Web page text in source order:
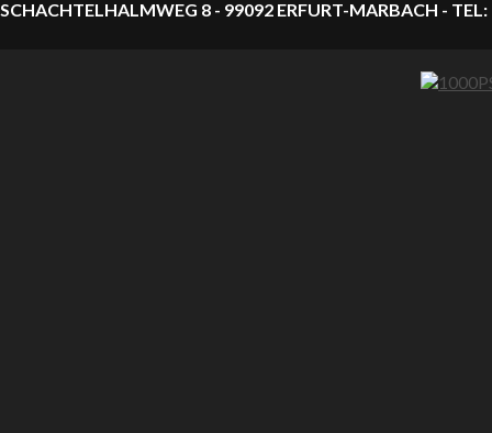
SCHACHTELHALMWEG 8 - 99092 ERFURT-MARBACH -